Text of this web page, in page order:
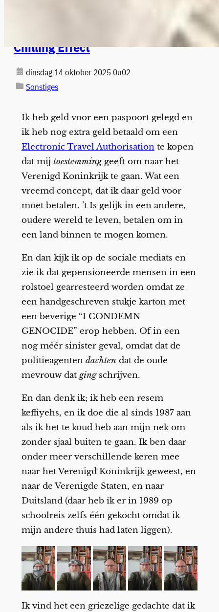
Chilling Effect
dinsdag 14 oktober 2025 0u02
Sonstiges
Ik heb geld voor een paspoort gelegd en
ik heb nog extra geld betaald om een
Electronic Travel Authorisationte kopen
dat mij toestemminggeeft om naar het
Verenigd Koninkrijk te gaan. Wat een
vreemd concept, dat ik daar geld voor
moet betalen. ’t Is gelijk in een andere,
oudere wereld te leven, betalen om in
een land binnen te mogen komen.
En dan kijk ik op de sociale mediats en
zie ik dat gepensioneerde mensen in een
rolstoel gearresteerd worden omdat ze
een handgeschreven stukje karton met
een beverige “I CONDEMN
GENOCIDE” erop hebben. Of in een
nog méér sinister geval, omdat dat de
politieagenten dachten dat de oude
mevrouw dat gingschrijven.
En dan denk ik; ik heb een resem
keffiyehs, en ik doe die al sinds 1987 aan
als ik het te koud heb aan mijn nek om
zonder sjaal buiten te gaan. Ik ben daar
onder meer verschillende keren mee
naar het Verenigd Koninkrijk geweest, en
naar de Verenigde Staten, en naar
Duitsland (daar heb ik er in 1989 op
schoolreis zelfs één gekocht omdat ik
mijn andere thuis had laten liggen).
Ik vind het een griezelige gedachte dat ik